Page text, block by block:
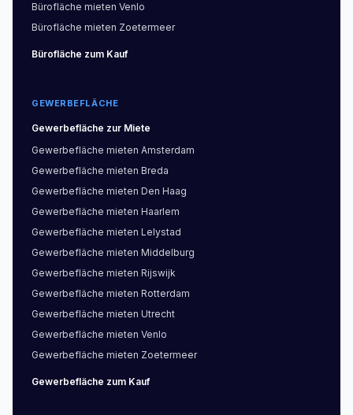
Bürofläche mieten Venlo
Bürofläche mieten Zoetermeer
Bürofläche zum Kauf
GEWERBEFLÄCHE
Gewerbefläche zur Miete
Gewerbefläche mieten Amsterdam
Gewerbefläche mieten Breda
Gewerbefläche mieten Den Haag
Gewerbefläche mieten Haarlem
Gewerbefläche mieten Lelystad
Gewerbefläche mieten Middelburg
Gewerbefläche mieten Rijswijk
Gewerbefläche mieten Rotterdam
Gewerbefläche mieten Utrecht
Gewerbefläche mieten Venlo
Gewerbefläche mieten Zoetermeer
Gewerbefläche zum Kauf